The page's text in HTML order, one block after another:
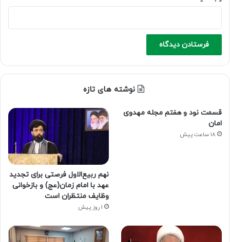
نوشته های تازه
قسمت نود و هفتم مجله مهدوی
امان
18 ساعت پیش
نهم ربیع‌الاول فرصتی برای تجدید
عهد با امام زمان(عج) و بازخوانی
وظایف منتظران است
1 روز پیش